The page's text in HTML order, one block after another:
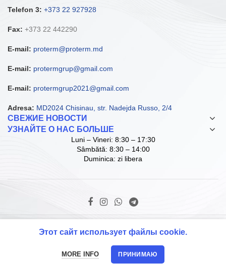
Telefon 3: +373 22 927928
Fax: +373 22 442290
E-mail: proterm@proterm.md
E-mail: protermgrup@gmail.com
E-mail: protermgrup2021@gmail.com
Adresa: MD2024 Chisinau, str. Nadejda Russo, 2/4
СВЕЖИЕ НОВОСТИ
УЗНАЙТЕ О НАС БОЛЬШЕ
Luni – Vineri: 8:30 – 17:30
Sâmbătă: 8:30 – 14:00
Duminica: zi libera
© Copyright ProTerm Grup SRL. 2021 D.I.
Этот сайт использует файлы cookie.
MORE INFO ПРИНИМАЮ